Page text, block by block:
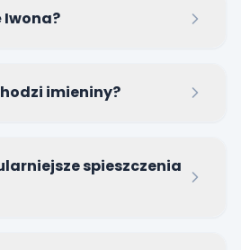
Iwona?
'drzewo cisowe' lub 'łuk z cisu'
imieniny?
maja oraz 27 października.
spieszczenia